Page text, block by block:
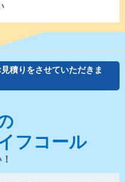
積りをさせていただきま
フコール